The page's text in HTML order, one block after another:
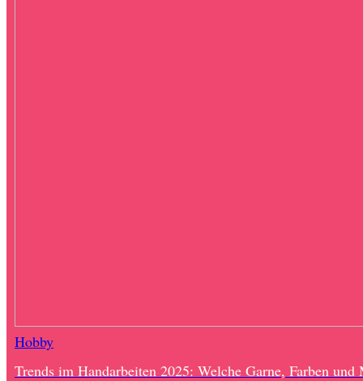
Hobby
Trends im Handarbeiten 2025: Welche Garne, Farben und